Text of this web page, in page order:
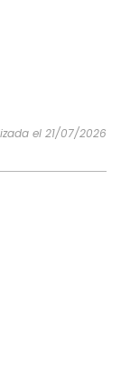
el 21/07/2026